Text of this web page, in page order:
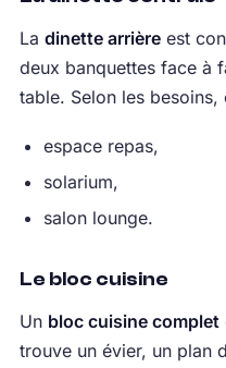
La dinette arrièreest
deux banquettes face à
table. Selon les
espace repas,
solarium,
salon lounge.
Le bloc cuisine
Un bloc cuisine complet
trouve un évier, un plan